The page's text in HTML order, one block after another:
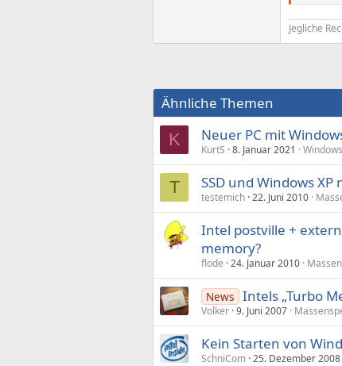
Jegliche
Ähnliche Themen
K Neuer PC mit
KurtS 8. Januar 2021
T SSD und Windows
testemich 22. Juni 2010
Intel postville +
memory?
flode 24. Januar 2010
News Intels „Turbo
Volker 9. Juni 2007
Kein Starten von
SchniCom 25. Dezember 2008